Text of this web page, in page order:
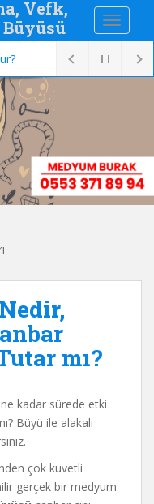
Vefk,
Büyüsü
mı?
ne kadar sürede etki
Büyü ile alakalı
çok kuvetli
gerçek bir medyum